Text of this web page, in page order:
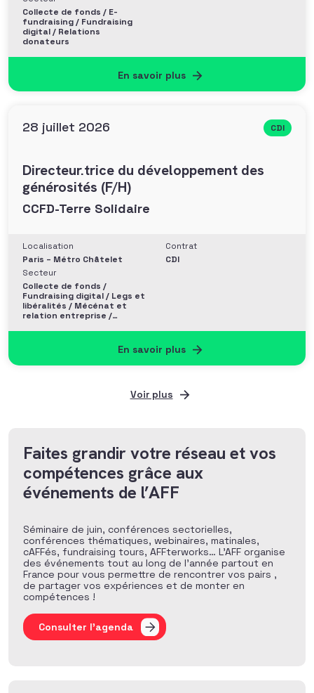
Collecte de fonds / E-
fundraising / Fundraising
digital / Relations
donateurs
En savoir plus
28 juillet 2026 CDI
Directeur.trice du développement des
générosités (F/H)
CCFD-Terre Solidaire
Localisation
Paris – Métro Châtelet
Secteur
Collecte de fonds /
Fundraising digital / Legs et
libéralités / Mécénat et
relation entreprise /
Contrat
CDI
En savoir plus
Voir plus
Faites grandir votre réseau et vos
compétences grâce aux
événements de l’AFF
Séminaire de juin, conférences sectorielles,
conférences thématiques, webinaires, matinales,
cAFFés, fundraising tours, AFFterworks… L’AFF organise
des événements tout au long de l’année partout en
France pour vous permettre de rencontrer vos pairs ,
de partager vos expériences et de monter en
compétences !
Consulter l'agenda